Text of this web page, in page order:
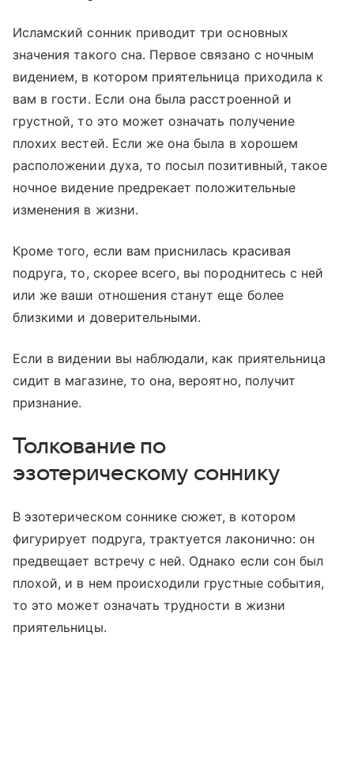
Исламский сонник приводит три основных
значения такого сна. Первое связано с ночным
видением, в котором приятельница приходила к
вам в гости. Если она была расстроенной и
грустной, то это может означать получение
плохих вестей. Если же она была в хорошем
расположении духа, то посыл позитивный, такое
ночное видение предрекает положительные
изменения в жизни.
Кроме того, если вам приснилась красивая
подруга, то, скорее всего, вы породнитесь с ней
или же ваши отношения станут еще более
близкими и доверительными.
Если в видении вы наблюдали, как приятельница
сидит в магазине, то она, вероятно, получит
признание.
Толкование по
эзотерическому соннику
В эзотерическом соннике сюжет, в котором
фигурирует подруга, трактуется лаконично: он
предвещает встречу с ней. Однако если сон был
плохой, и в нем происходили грустные события,
то это может означать трудности в жизни
приятельницы.